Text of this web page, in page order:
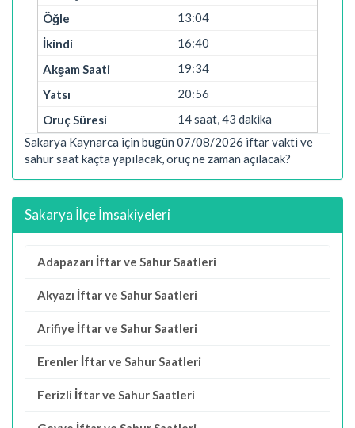
13:04
16:40
19:34
20:56
14 saat, 43 dakika
Sakarya Kaynarca için bugün 07/08/2026 iftar vakti ve
sahur saat kaçta yapılacak, oruç ne zaman açılacak?
Sakarya İlçe İmsakiyeleri
Adapazarı İftar ve Sahur Saatleri
Akyazı İftar ve Sahur Saatleri
Arifiye İftar ve Sahur Saatleri
Erenler İftar ve Sahur Saatleri
Ferizli İftar ve Sahur Saatleri